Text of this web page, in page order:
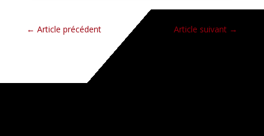
← Article précédent Article suivant →